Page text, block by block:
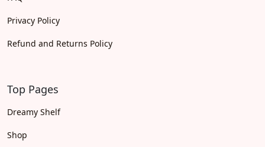
Privacy Policy
Refund and Returns Policy
Top Pages
Dreamy Shelf
Shop